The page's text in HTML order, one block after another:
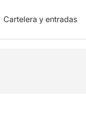
Cartelera y entradas